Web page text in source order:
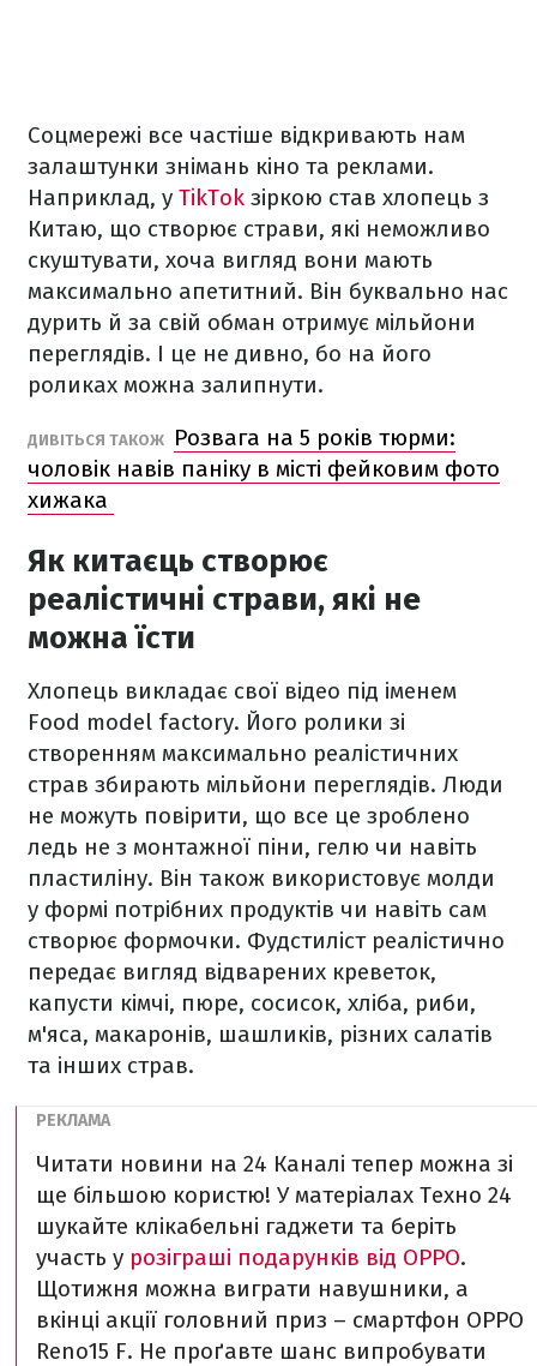
Соцмережі все частіше відкривають нам
залаштунки знімань кіно та реклами.
Наприклад, у TikTok зіркою став хлопець з
Китаю, що створює страви, які неможливо
скуштувати, хоча вигляд вони мають
максимально апетитний. Він буквально нас
дурить й за свій обман отримує мільйони
переглядів. І це не дивно, бо на його
роликах можна залипнути.
ДИВІТЬСЯ ТАКОЖ
Розвага на 5 років тюрми:
чоловік навів паніку в місті фейковим фото
хижака
Як китаєць створює
реалістичні страви, які не
можна їсти
Хлопець викладає свої відео під іменем
Food model factory. Його ролики зі
створенням максимально реалістичних
страв збирають мільйони переглядів. Люди
не можуть повірити, що все це зроблено
ледь не з монтажної піни, гелю чи навіть
пластиліну. Він також використовує молди
у формі потрібних продуктів чи навіть сам
створює формочки. Фудстиліст реалістично
передає вигляд відварених креветок,
капусти кімчі, пюре, сосисок, хліба, риби,
м'яса, макаронів, шашликів, різних салатів
та інших страв.
Читати новини на 24 Каналі тепер можна зі
ще більшою користю! У матеріалах Техно 24
шукайте клікабельні гаджети та беріть
участь у розіграші подарунків від OPPO.
Щотижня можна виграти навушники, а
вкінці акції головний приз – смартфон OPPO
Reno15 F. Не проґавте шанс випробувати